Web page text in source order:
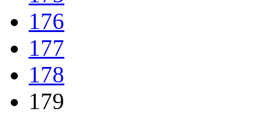
176
177
178
179